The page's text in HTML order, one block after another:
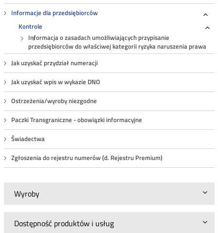
Informacje dla przedsiębiorców
Kontrole
Informacja o zasadach umożliwiających przypisanie
przedsiębiorców do właściwej kategorii ryzyka naruszenia prawa
Jak uzyskać przydział numeracji
Jak uzyskać wpis w wykazie DNO
Ostrzeżenia/wyroby niezgodne
Paczki Transgraniczne - obowiązki informacyjne
Świadectwa
Zgłoszenia do rejestru numerów (d. Rejestru Premium)
Wyroby
Dostępność produktów i usług